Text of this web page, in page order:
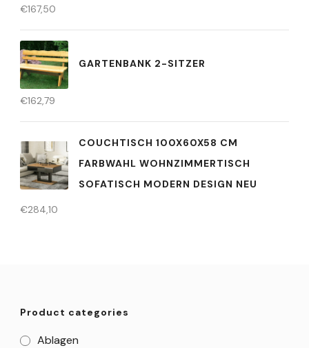
€167,50
GARTENBANK 2-SITZER
€162,79
COUCHTISCH 100X60X58 CM
FARBWAHL WOHNZIMMERTISCH
SOFATISCH MODERN DESIGN NEU
€284,10
Product categories
Ablagen